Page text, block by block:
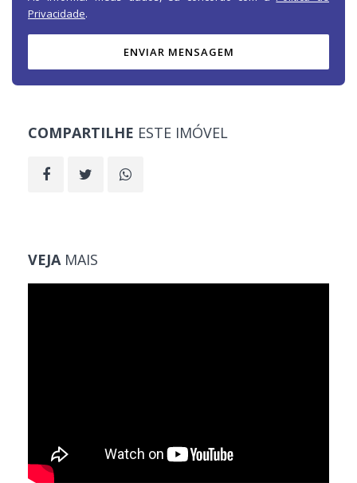
Privacidade.
ENVIAR MENSAGEM
COMPARTILHE ESTE IMÓVEL
VEJAMAIS